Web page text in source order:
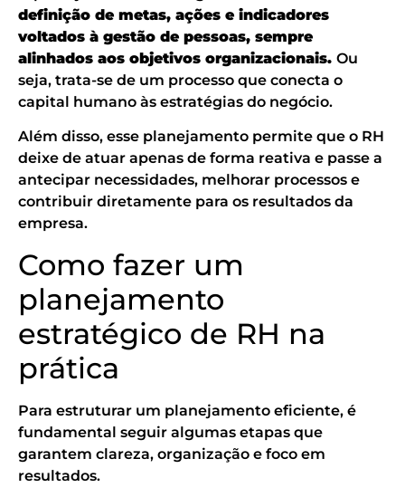
definição de metas, ações e indicadores
voltados à gestão de pessoas, sempre
alinhados aos objetivos organizacionais. Ou
seja, trata-se de um processo que conecta o
capital humano às estratégias do negócio.
Além disso, esse planejamento permite que o RH
deixe de atuar apenas de forma reativa e passe a
antecipar necessidades, melhorar processos e
contribuir diretamente para os resultados da
empresa.
Como fazer um
planejamento
estratégico de RH na
prática
Para estruturar um planejamento eficiente, é
fundamental seguir algumas etapas que
garantem clareza, organização e foco em
resultados.